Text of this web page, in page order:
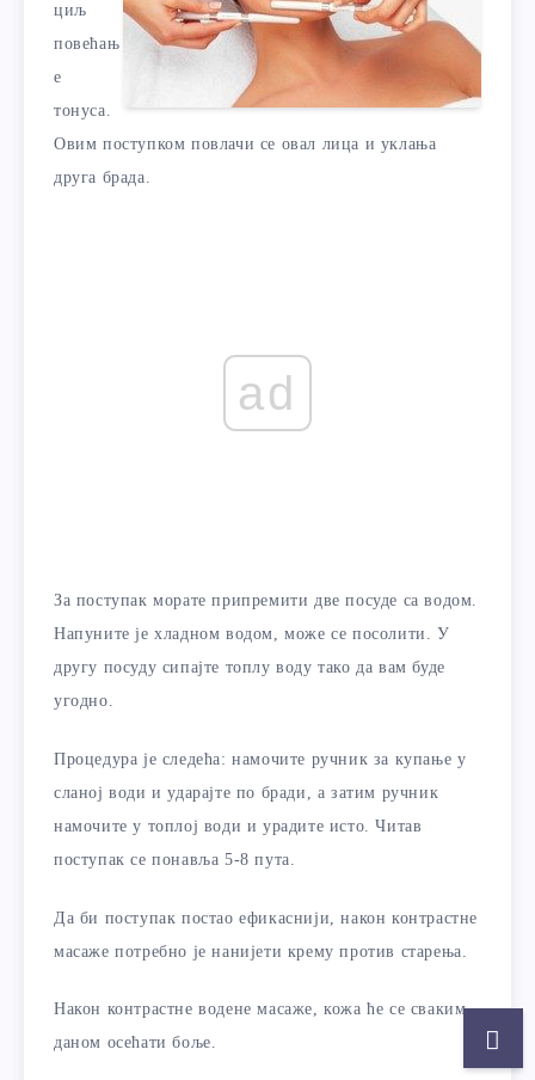
циљ
повећањ
е
тонуса.
Овим поступком повлачи се овал лица и уклања
друга брада.
ad
За поступак морате припремити две посуде са водом.
Напуните је хладном водом, може се посолити. У
другу посуду сипајте топлу воду тако да вам буде
угодно.
Процедура је следећа: намочите ручник за купање у
сланој води и ударајте по бради, а затим ручник
намочите у топлој води и урадите исто. Читав
поступак се понавља 5-8 пута.
Да би поступак постао ефикаснији, након контрастне
масаже потребно је нанијети крему против старења.
Након контрастне водене масаже, кожа ће се сваким
даном осећати боље.